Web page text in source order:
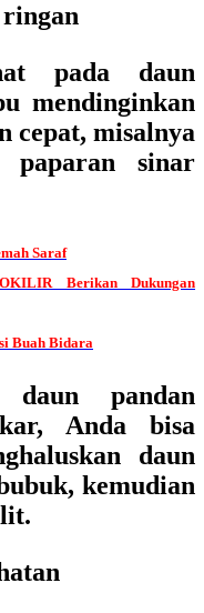
pada daun
mendinginkan
cepat, misalnya
paparan sinar
Saraf
Berikan Dukungan
Buah Bidara
daun pandan
Anda bisa
daun
kemudian